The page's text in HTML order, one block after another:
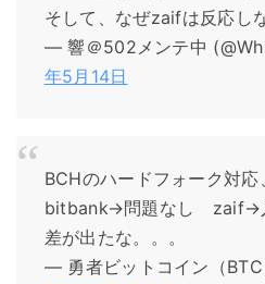
そして、なぜzaifは反応し
— 響＠502メンテ中
年5月14日
BCHのハードフォーク対応
bitbank→問題なし zaif→
差が出たな。。。
— 勇者ビットコイン（